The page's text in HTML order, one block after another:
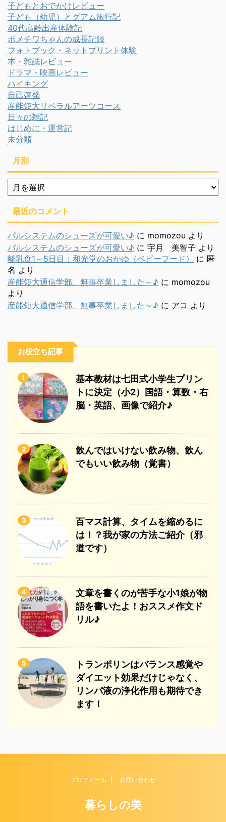
子どもとおでかけレビュー
子ども（幼児）とグアム旅行記
40代高齢出産体験記
ポメチワちゃんの成長記録
フォトブック・ネットプリント体験
本・雑誌レビュー
ドラマ・映画レビュー
ハイキング
自己啓発
産能短大リベラルアーツコース
日々の雑記
はじめに・運営記
未分類
月別
月
別
最近のコメント
パルシステムのシューズが可愛い♪ に momozou より
パルシステムのシューズが可愛い♪ に 宇月 美智子 より
離乳食1～5日目：和光堂のおかゆ（ベビーフード）
に 匿
名 より
産能短大通信学部、無事卒業しました～♪ に momozou
より
産能短大通信学部、無事卒業しました～♪ に アコ より
お役立ち記事
1
基本教材は七田式小学生プリン
トに決定（小2）国語・算数・右
脳・英語、画像で紹介♪
2
飲んではいけない飲み物、飲ん
でもいい飲み物（覚書）
3
百マス計算、タイムを縮めるに
は！？我が家の方法ご紹介（邪
道です）
4
文章を書くのが苦手な小1娘が物
語を書いたよ！おススメ作文ド
リル♪
5
トランポリンはバランス感覚や
ダイエット効果だけじゃなく、
リンパ液の浄化作用も期待でき
ます！
プロフィール お問い合わせ
暮らしの美